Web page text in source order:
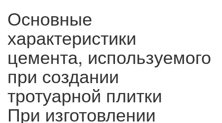
Основные
характеристики
цемента, используемого
при создании
тротуарной плитки
При изготовлении